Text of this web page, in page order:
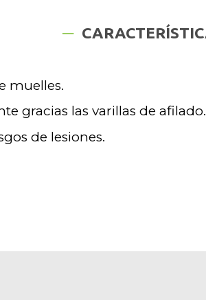
muelles.
gracias las varillas de afilado.
de lesiones.